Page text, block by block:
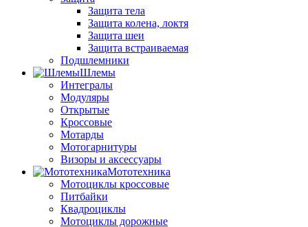
Защита тела
Защита колена, локтя
Защита шеи
Защита встраиваемая
Подшлемники
Шлемы
Интегралы
Модуляры
Открытые
Кроссовые
Мотарды
Мотогарнитуры
Визоры и аксессуары
Мототехника
Мотоциклы кроссовые
Питбайки
Квадроциклы
Мотоциклы дорожные